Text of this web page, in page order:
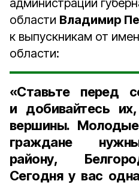
администрации
области Владимир
к выпускникам от
области:
«Ставьте перед
и добивайтесь
вершины.
граждане
району,
Сегодня у вас